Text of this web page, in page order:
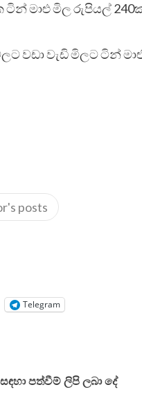
ටින් මාළු මිල රුපියල්
වැඩි මිලට ටින්
posts
Telegram
පත්වීම් ලිපි ලබා දේ